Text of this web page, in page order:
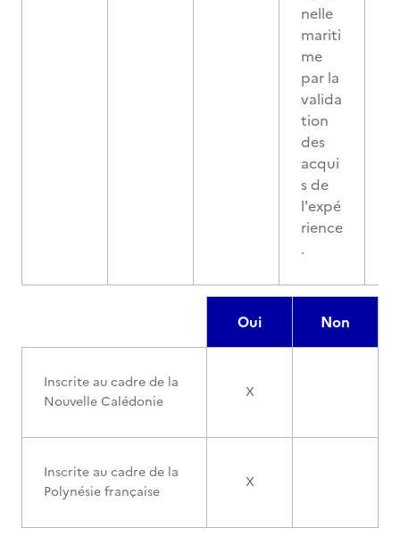
nelle
mariti
me
par la
valida
tion
des
acqui
s de
l'expé
rience
.
Oui Non
Inscrite au cadre de la
Nouvelle Calédonie
X
Inscrite au cadre de la
Polynésie française
X